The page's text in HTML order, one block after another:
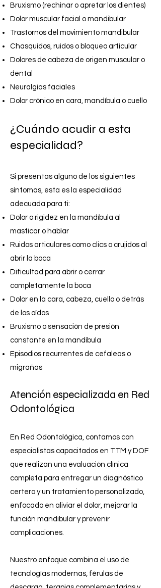
Bruxismo (rechinar o apretar los dientes)
Dolor muscular facial o mandibular
Trastornos del movimiento mandibular
Chasquidos, ruidos o bloqueo articular
Dolores de cabeza de origen muscular o
dental
Neuralgias faciales
Dolor crónico en cara, mandíbula o cuello
¿Cuándo acudir a esta
especialidad?
Si presentas alguno de los siguientes
síntomas, esta es la especialidad
adecuada para ti:
Dolor o rigidez en la mandíbula al
masticar o hablar
Ruidos articulares como clics o crujidos al
abrir la boca
Dificultad para abrir o cerrar
completamente la boca
Dolor en la cara, cabeza, cuello o detrás
de los oídos
Bruxismo o sensación de presión
constante en la mandíbula
Episodios recurrentes de cefaleas o
migrañas
Atención especializada en Red
Odontológica
En Red Odontológica, contamos con
especialistas capacitados en TTM y DOF
que realizan una evaluación clínica
completa para entregar un diagnóstico
certero y un tratamiento personalizado,
enfocado en aliviar el dolor, mejorar la
función mandibular y prevenir
complicaciones.
Nuestro enfoque combina el uso de
tecnologías modernas, férulas de